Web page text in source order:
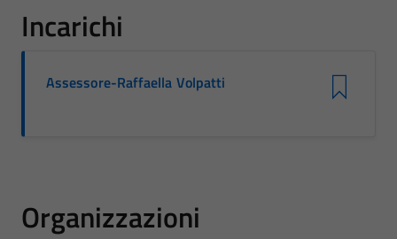
Incarichi
Assessore-Raffaella Volpatti
Organizzazioni